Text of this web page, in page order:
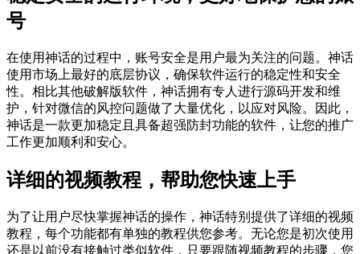
号
在使用神话的过程中，账号安全是用户最为关注的问题。神话
使用市场上最好的底层协议，确保软件运行的稳定性和安全
性。相比其他破解版软件，神话拥有专人进行源码开发和维
护，针对微信的风控问题做了大量优化，以应对风险。因此，
神话是一款更加稳定且具备超强防封功能的软件，让您的推广
工作更加顺利和安心。
详细的视频教程，帮助您快速上手
为了让用户尽快掌握神话的操作，神话特别提供了详细的视频
教程，每个功能都有单独的教程供您参考。无论您是初次使用
还是以前没有接触过类似软件，只要跟随视频教程的步骤，您